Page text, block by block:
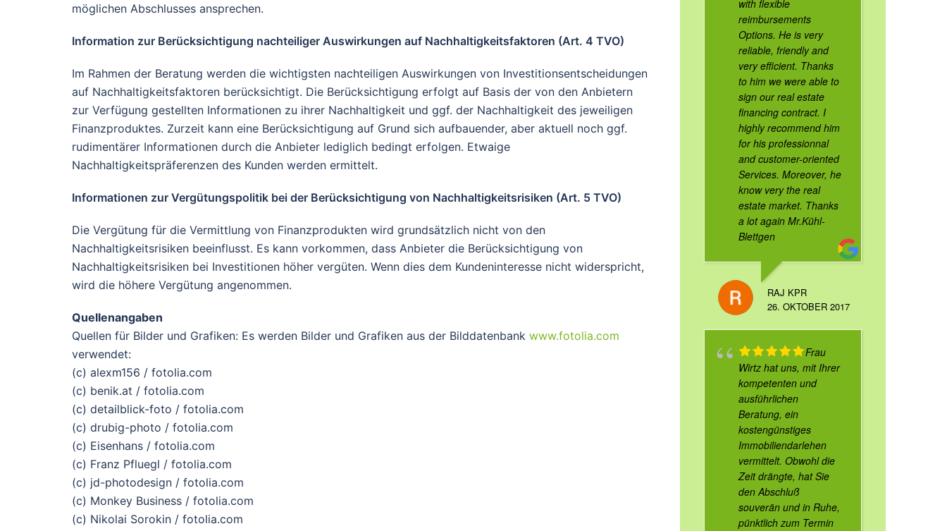
möglichen Abschlusses ansprechen.
Information zur Berücksichtigung nachteiliger Auswirkungen auf Nachhaltigkeitsfaktoren (Art. 4 TVO)
Im Rahmen der Beratung werden die wichtigsten nachteiligen Auswirkungen von Investitionsentscheidungen
auf Nachhaltigkeitsfaktoren berücksichtigt. Die Berücksichtigung erfolgt auf Basis der von den Anbietern
zur Verfügung gestellten Informationen zu ihrer Nachhaltigkeit und ggf. der Nachhaltigkeit des jeweiligen
Finanzproduktes. Zurzeit kann eine Berücksichtigung auf Grund sich aufbauender, aber aktuell noch ggf.
rudimentärer Informationen durch die Anbieter lediglich bedingt erfolgen. Etwaige
Nachhaltigkeitspräferenzen des Kunden werden ermittelt.
Informationen zur Vergütungspolitik bei der Berücksichtigung von Nachhaltigkeitsrisiken (Art. 5 TVO)
Die Vergütung für die Vermittlung von Finanzprodukten wird grundsätzlich nicht von den
Nachhaltigkeitsrisiken beeinflusst. Es kann vorkommen, dass Anbieter die Berücksichtigung von
Nachhaltigkeitsrisiken bei Investitionen höher vergüten. Wenn dies dem Kundeninteresse nicht widerspricht,
wird die höhere Vergütung angenommen.
Quellenangaben
Quellen für Bilder und Grafiken: Es werden Bilder und Grafiken aus der Bilddatenbank www.fotolia.com
verwendet:
(c) alexm156 / fotolia.com
(c) benik.at / fotolia.com
(c) detailblick-foto / fotolia.com
(c) drubig-photo / fotolia.com
(c) Eisenhans / fotolia.com
(c) Franz Pfluegl / fotolia.com
(c) jd-photodesign / fotolia.com
(c) Monkey Business / fotolia.com
(c) Nikolai Sorokin / fotolia.com
with flexible
reimbursements
Options. He is very
reliable, friendly and
very efficient. Thanks
to him we were able to
sign our real estate
financing contract. I
highly recommend him
for his professionnal
and customer-oriented
Services. Moreover, he
know very the real
estate market. Thanks
a lot again Mr.Kühl-
Blettgen
RAJ KPR
26. OKTOBER 2017
Frau
Wirtz hat uns, mit Ihrer
kompetenten und
ausführlichen
Beratung, ein
kostengünstiges
Immobiliendarlehen
vermittelt. Obwohl die
Zeit drängte, hat Sie
den Abschluß
souverän und in Ruhe,
pünktlich zum Termin